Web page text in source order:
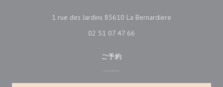
1 rue des Jardins 85610 La Bernardiere
02 51 07 47 66
ご予約